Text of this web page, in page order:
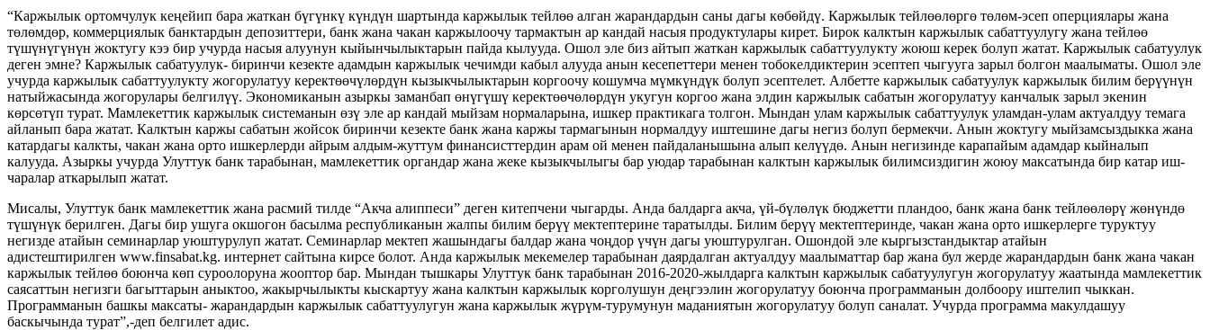
“Каржылык ортомчулук кеңейип бара жаткан бүгүнкү күндүн шартында каржылык тейлөө алган жарандардын саны дагы көбөйдү. Каржылык тейлөөлөргө төлөм-эсеп оперциялары жана
төлөмдөр, коммерциялык банктардын депозиттери, банк жана чакан каржылоочу тармактын ар кандай насыя продуктулары кирет. Бирок калктын каржылык сабаттуулугу жана тейлөө
түшүнүгүнүн жоктугу кээ бир учурда насыя алуунун кыйынчылыктарын пайда кылууда. Ошол эле биз айтып жаткан каржылык сабаттуулукту жоюш керек болуп жатат. Каржылык сабатуулук
деген эмне? Каржылык сабатуулук- биринчи кезекте адамдын каржылык чечимди кабыл алууда анын кесепеттери менен тобокелдиктерин эсептеп чыгууга зарыл болгон маалыматы. Ошол эле
учурда каржылык сабаттуулукту жогорулатуу керектөөчүлөрдүн кызыкчылыктарын коргоочу кошумча мүмкүндүк болуп эсептелет. Албетте каржылык сабатуулук каржылык билим берүүнүн
натыйжасында жогорулары белгилүү. Экономиканын азыркы заманбап өнүгүшү керектөөчөлөрдүн укугун коргоо жана элдин каржылык сабатын жогорулатуу канчалык зарыл экенин
көрсөтүп турат. Мамлекеттик каржылык системанын өзү эле ар кандай мыйзам нормаларына, ишкер практикага толгон. Мындан улам каржылык сабаттуулук уламдан-улам актуалдуу темага
айланып бара жатат. Калктын каржы сабатын жойсок биринчи кезекте банк жана каржы тармагынын нормалдуу иштешине дагы негиз болуп бермекчи. Анын жоктугу мыйзамсыздыкка жана
катардагы калкты, чакан жана орто ишкерлерди айрым алдым-жуттум финансисттердин арам ой менен пайдаланышына алып келүүдө. Анын негизинде карапайым адамдар кыйналып
калууда. Азыркы учурда Улуттук банк тарабынан, мамлекеттик органдар жана жеке кызыкчылыгы бар уюдар тарабынан калктын каржылык билимсиздигин жоюу максатында бир катар иш-
чаралар аткарылып жатат.
Мисалы, Улуттук банк мамлекеттик жана расмий тилде “Акча алиппеси” деген китепчени чыгарды. Анда балдарга акча, үй-бүлөлүк бюджетти пландоо, банк жана банк тейлөөлөрү жөнүндө
түшүнүк берилген. Дагы бир ушуга окшогон басылма республиканын жалпы билим берүү мектептерине таратылды. Билим берүү мектептеринде, чакан жана орто ишкерлерге туруктуу
негизде атайын семинарлар уюштурулуп жатат. Семинарлар мектеп жашындагы балдар жана чоңдор үчүн дагы уюштурулган. Ошондой эле кыргызстандыктар атайын
адистештирилген www.finsabat.kg. интернет сайтына кирсе болот. Анда каржылык мекемелер тарабынан даярдалган актуалдуу маалыматтар бар жана бул жерде жарандардын банк жана чакан
каржылык тейлөө боюнча көп суроолоруна жооптор бар. Мындан тышкары Улуттук банк тарабынан 2016-2020-жылдарга калктын каржылык сабатуулугун жогорулатуу жаатында мамлекеттик
саясаттын негизги багыттарын аныктоо, жакырчылыкты кыскартуу жана калктын каржылык корголушун деңгээлин жогорулатуу боюнча программанын долбоору иштелип чыккан.
Программанын башкы максаты- жарандардын каржылык сабаттуулугун жана каржылык жүрүм-турумунун маданиятын жогорулатуу болуп саналат. Учурда программа макулдашуу
баскычында турат”,-деп белгилет адис.